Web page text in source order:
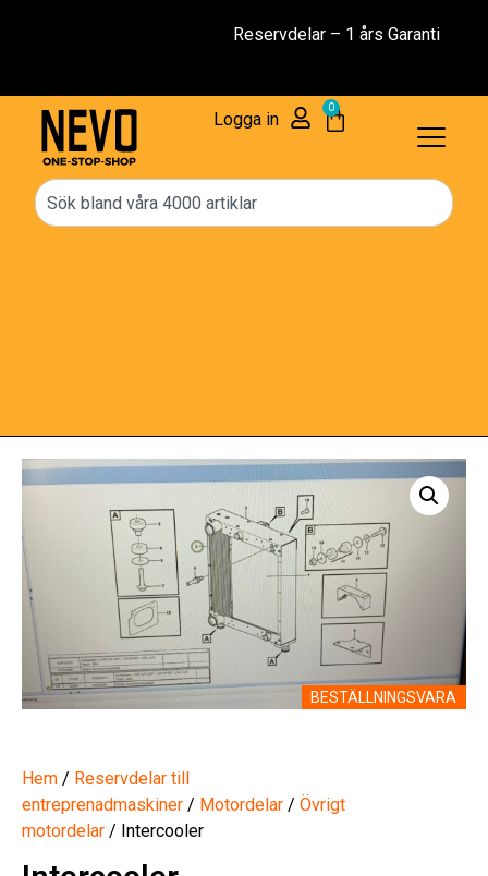
Reservdelar – 1 års Garanti
Logga in
0
BESTÄLLNINGSVARA
Hem / Reservdelar till
entreprenadmaskiner / Motordelar / Övrigt
motordelar / Intercooler